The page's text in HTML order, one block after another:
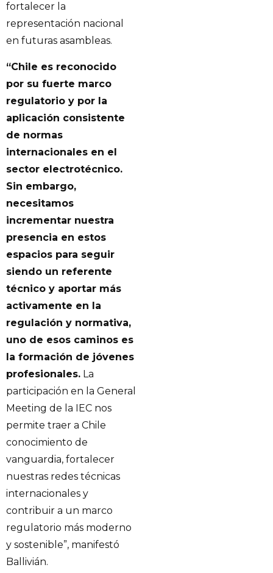
fortalecer la
representación nacional
en futuras asambleas.
“Chile es reconocido
por su fuerte marco
regulatorio y por la
aplicación consistente
de normas
internacionales en el
sector electrotécnico.
Sin embargo,
necesitamos
incrementar nuestra
presencia en estos
espacios para seguir
siendo un referente
técnico y aportar más
activamente en la
regulación y normativa,
uno de esos caminos es
la formación de jóvenes
profesionales. La
participación en la General
Meeting de la IEC nos
permite traer a Chile
conocimiento de
vanguardia, fortalecer
nuestras redes técnicas
internacionales y
contribuir a un marco
regulatorio más moderno
y sostenible”, manifestó
Ballivián.